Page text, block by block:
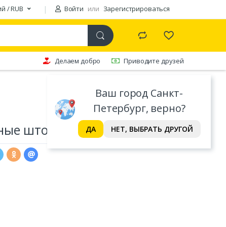
/ RUB Войти или Зарегистрироваться
Ваш город Санкт-
Петербург, верно?
ДА НЕТ, ВЫБРАТЬ ДРУГОЙ
Делаем добро Приводите друзей
шторы PASIONARIA